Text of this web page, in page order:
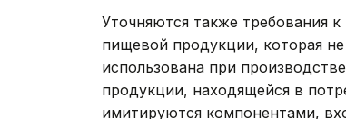
Уточняются также требования
пищевой продукции, которая
использована при
продукции, находящейся в
имитируются компонентами,